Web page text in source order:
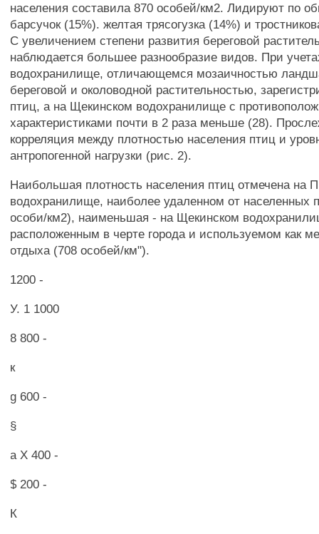
населения составила 870 особей/км2. Лидируют по
барсучок (15%). желтая трясогузка (14%) и
С увеличением степени развития береговой
наблюдается большее разнообразие видов. При
водохранилище, отличающемся мозаичностью
береговой и околоводной растительностью,
птиц, а на Щекинском водохранилище с
характеристиками почти в 2 раза меньше (28).
корреляция между плотностью населения птиц и
антропогенной нагрузки (рис. 2).
Наибольшая плотность населения птиц отмечена на
водохранилище, наиболее удаленном от населенных
особи/км2), наименьшая - на Щекинском
расположенным в черте города и используемом как
отдыха (708 особей/км").
1200 -
У. 1 1000
8 800 -
к
g 600 -
§
а X 400 -
$ 200 -
К